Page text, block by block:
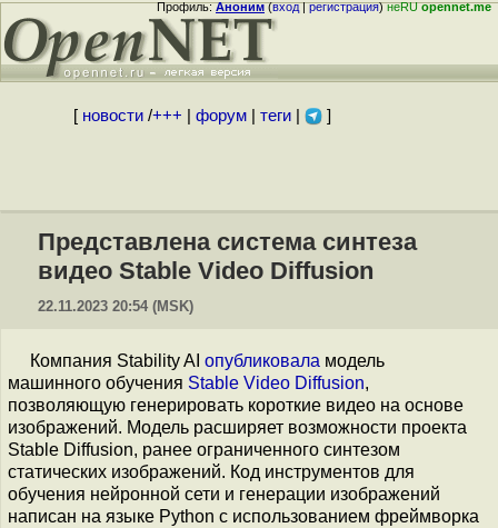
Профиль:Аноним(вход|регистрация)неRUopennet.me
[ новости/+++ форум| теги| ]
Представлена система синтеза
видео Stable Video Diffusion
22.11.2023 20:54 (MSK)
Компания Stability AI опубликовала модель
машинного обучения Stable Video Diffusion,
позволяющую генерировать короткие видео на основе
изображений. Модель расширяет возможности проекта
Stable Diffusion, ранее ограниченного синтезом
статических изображений. Код инструментов для
обучения нейронной сети и генерации изображений
написан на языке Python с использованием фреймворка